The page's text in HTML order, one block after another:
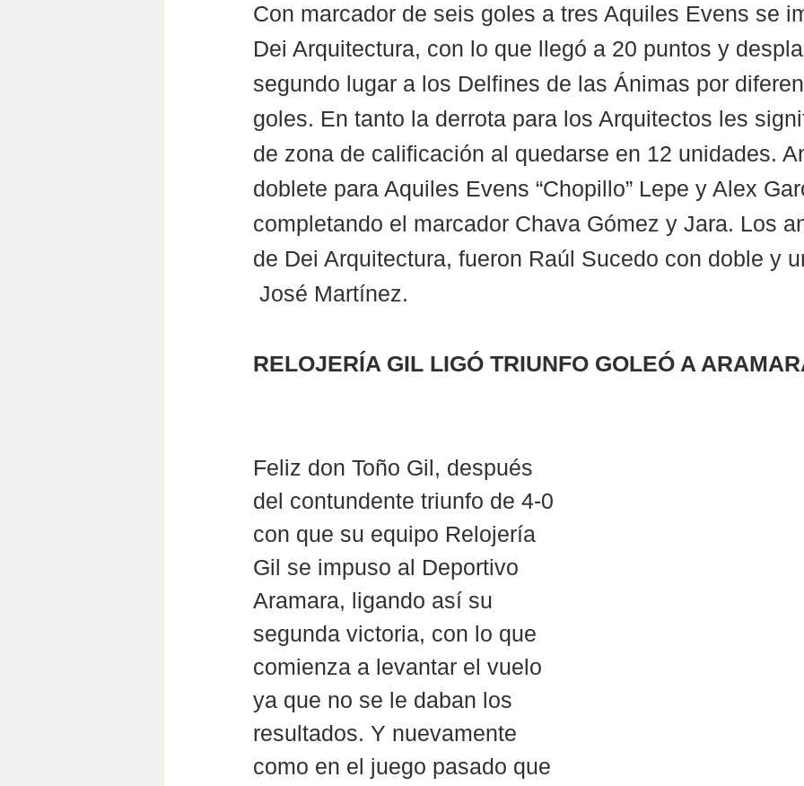
Con marcador de seis goles a tres Aquiles Evens se
Dei Arquitectura, con lo que llegó a 20 puntos y
segundo lugar a los Delfines de las Ánimas por
goles. En tanto la derrota para los Arquitectos les
de zona de calificación al quedarse en 12 unidades.
doblete para Aquiles Evens “Chopillo” Lepe y Alex
completando el marcador Chava Gómez y Jara. Los
de Dei Arquitectura, fueron Raúl Sucedo con doble y
José Martínez.
RELOJERÍA GIL LIGÓ TRIUNFO GOLEÓ A
Feliz don Toño Gil, después
del contundente triunfo de 4-0
con que su equipo Relojería
Gil se impuso al Deportivo
Aramara, ligando así su
segunda victoria, con lo que
comienza a levantar el vuelo
ya que no se le daban los
resultados. Y nuevamente
como en el juego pasado que